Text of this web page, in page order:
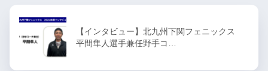
【インタビュー】北九州下関フェニックス
平間隼人選手兼任野手コ…